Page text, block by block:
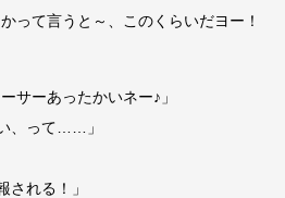
って言うと～、このくらいだヨー！
サーあったかいネー♪」
、って……」
れる！」